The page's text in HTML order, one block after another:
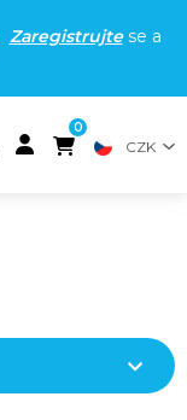
Zaregistrujtese a
0
CZK